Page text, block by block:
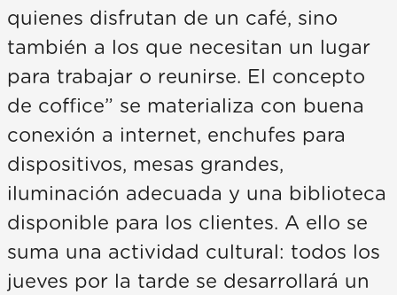
quienes disfrutan de un café, sino
también a los que necesitan un lugar
para trabajar o reunirse. El concepto
de coffice” se materializa con buena
conexión a internet, enchufes para
dispositivos, mesas grandes,
iluminación adecuada y una biblioteca
disponible para los clientes. A ello se
suma una actividad cultural: todos los
jueves por la tarde se desarrollará un